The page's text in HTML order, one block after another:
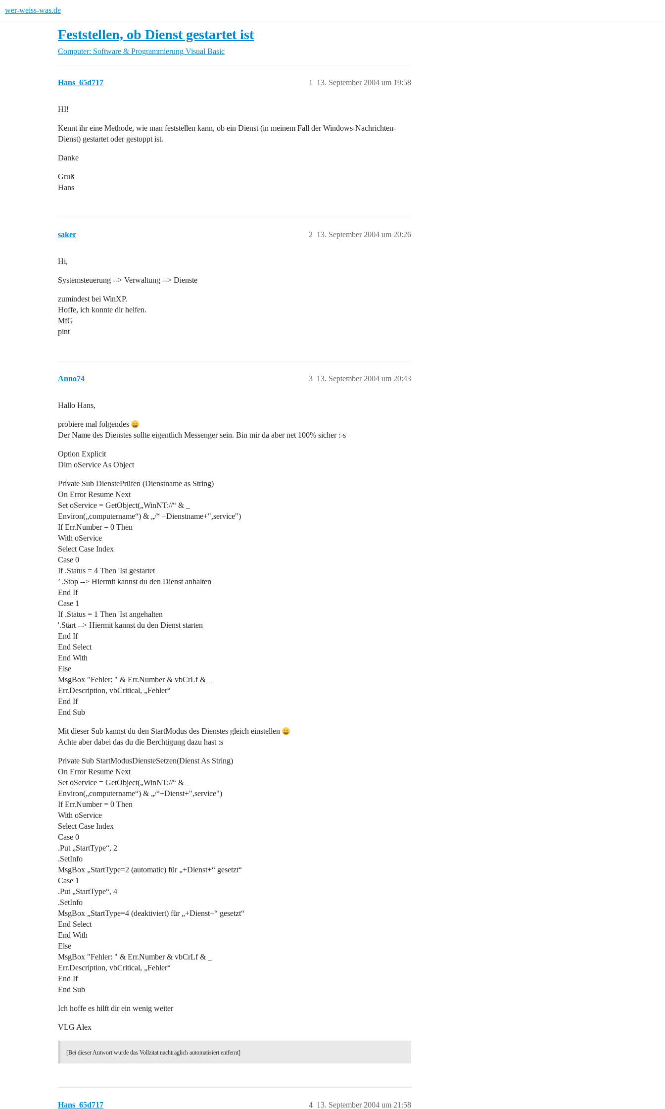
wer-weiss-was.de
Feststellen, ob Dienst gestartet ist
Computer: Software & Programmierung Visual Basic
Hans_65d717 13. September 2004 um 19:58
1
HI!
Kennt ihr eine Methode, wie man feststellen kann, ob ein Dienst (in meinem Fall der Windows-Nachrichten-
Dienst) gestartet oder gestoppt ist.
Danke
Gruß
Hans
saker 13. September 2004 um 20:26
2
Hi,
Systemsteuerung --> Verwaltung --> Dienste
zumindest bei WinXP.
Hoffe, ich konnte dir helfen.
MfG
pint
Anno74 13. September 2004 um 20:43
3
Hallo Hans,
probiere mal folgendes
Der Name des Dienstes sollte eigentlich Messenger sein. Bin mir da aber net 100% sicher :-s
Option Explicit
Dim oService As Object
Private Sub DienstePrüfen (Dienstname as String)
On Error Resume Next
Set oService = GetObject(„WinNT://“ & _
Environ(„computername“) & „/“ +Dienstname+",service")
If Err.Number = 0 Then
With oService
Select Case Index
Case 0
If .Status = 4 Then 'Ist gestartet
’ .Stop --> Hiermit kannst du den Dienst anhalten
End If
Case 1
If .Status = 1 Then 'Ist angehalten
'.Start --> Hiermit kannst du den Dienst starten
End If
End Select
End With
Else
MsgBox "Fehler: " & Err.Number & vbCrLf & _
Err.Description, vbCritical, „Fehler“
End If
End Sub
Mit dieser Sub kannst du den StartModus des Dienstes gleich einstellen
Achte aber dabei das du die Berchtigung dazu hast :s
Private Sub StartModusDiensteSetzen(Dienst As String)
On Error Resume Next
Set oService = GetObject(„WinNT://“ & _
Environ(„computername“) & „/“+Dienst+",service")
If Err.Number = 0 Then
With oService
Select Case Index
Case 0
.Put „StartType“, 2
.SetInfo
MsgBox „StartType=2 (automatic) für „+Dienst+“ gesetzt“
Case 1
.Put „StartType“, 4
.SetInfo
MsgBox „StartType=4 (deaktiviert) für „+Dienst+“ gesetzt“
End Select
End With
Else
MsgBox "Fehler: " & Err.Number & vbCrLf & _
Err.Description, vbCritical, „Fehler“
End If
End Sub
Ich hoffe es hilft dir ein wenig weiter
VLG Alex
[Bei dieser Antwort wurde das Vollzitat nachträglich automatisiert entfernt]
Hans_65d717 13. September 2004 um 21:58
4